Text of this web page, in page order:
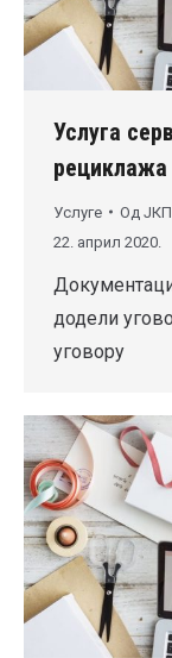
Услуга
Услуге Од ЈКП
22. април 2020.
додели
уговору